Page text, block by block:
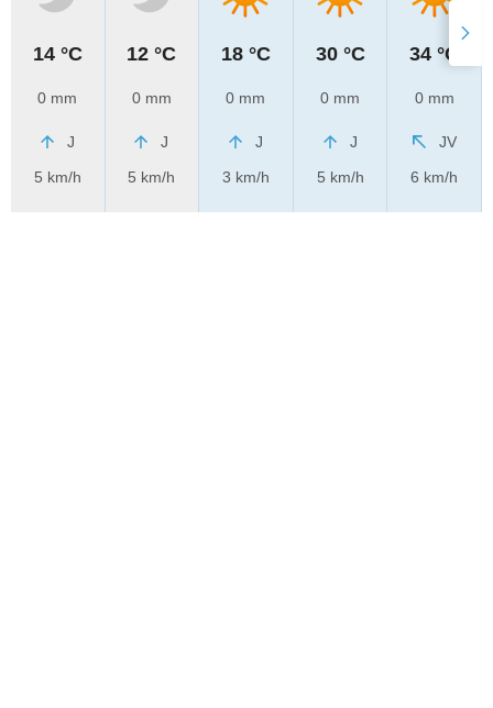
14 °C
0 mm
J
5 km/h
12 °C
0 mm
J
5 km/h
18 °C
0 mm
J
3 km/h
30 °C
0 mm
J
5 km/h
34 °C
0 mm
JV
6 km/h